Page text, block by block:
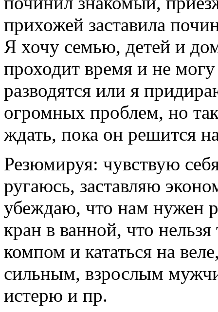
прихожей заставила
Я хочу семью, детей и
проходит время и не
разводятся или я
огромных проблем, но
ждать, пока он решится
Резюмируя: чувствую
ругаюсь, заставляю
убеждаю, что нам нужен
кран в ванной, что нельзя
компом и кататься на
сильным, взрослым
истерю и пр.